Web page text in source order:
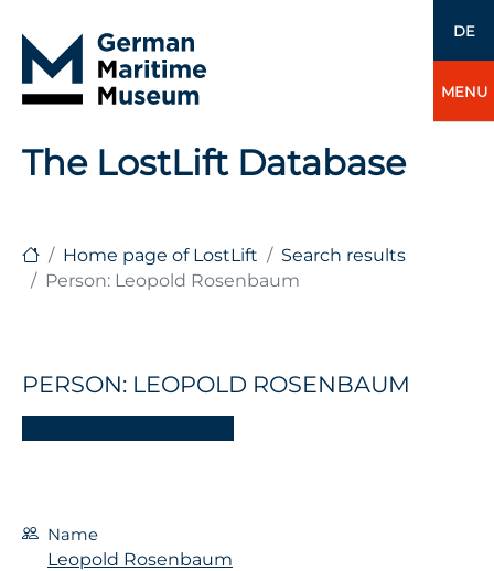
DE
MENU
The LostLift Database
Home page of LostLift
Search results
Person: Leopold Rosenbaum
PERSON: LEOPOLD ROSENBAUM
Name
Leopold Rosenbaum